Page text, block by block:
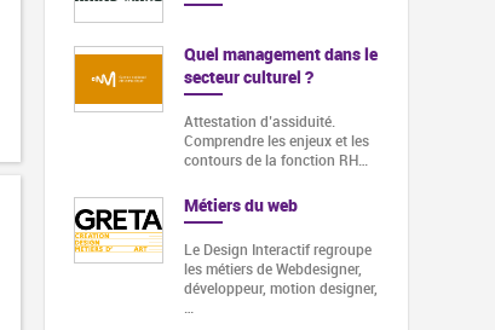
Quel management dans le
secteur culturel ?
Attestation d’assiduité.
Comprendre les enjeux et les
contours de la fonction RH…
Métiers du web
Le Design Interactif regroupe
les métiers de Webdesigner,
développeur, motion designer,
…